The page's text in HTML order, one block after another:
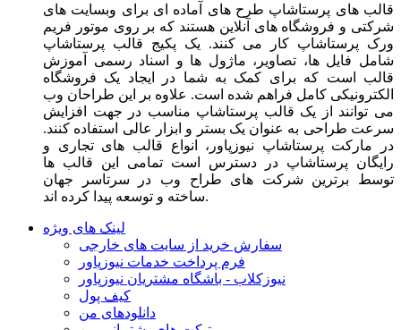
قالب های پرستاشاپ طرح های آماده ای برای وبسایت های
شرکتی و فروشگاه های آنلاین هستند که بر روی موتور فریم
ورک پرستاشاپ کار می کنند. یک پکیج قالب پرستاشاپ
شامل فایل ها، تصاویر، ماژول ها و اسناد رسمی آموزش
قالب است که برای کمک به شما در ایجاد یک فروشگاه
الکترونیکی کامل فراهم شده است. علاوه بر این طراحان وب
می توانند از یک قالب پرستاشاپ مناسب در جهت افزایش
سرعت طراحی به عنوان یک بستر و ابزار عالی استفاده کنند.
در مارکت پرستاشاپ نیوزپاور، انواع قالب های تجاری و
رایگان پرستاشاپ در دسترس است تمامی این قالب ها
توسط برترین شرکت های طراح وب در سرتاسر جهان
ساخته و توسعه پیدا کرده اند.
لینک های ویژه
سفارش خرید از سایت های خارجی
فرم پرداخت خدمات نیوزپاور
نیوزکلاب - باشگاه مشتریان نیوزپاور
کیف پول
دانلودهای من